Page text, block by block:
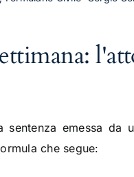
sentenza emessa
che segue: